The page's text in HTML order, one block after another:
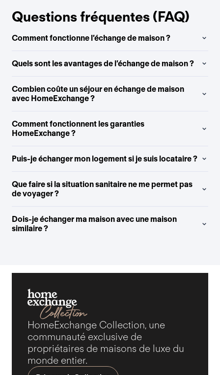
Questions fréquentes (FAQ)
Comment fonctionne l’échange de maison ?
Quels sont les avantages de l’échange de maison ?
Combien coûte un séjour en échange de maison
avec HomeExchange ?
Comment fonctionnent les garanties
HomeExchange ?
Puis-je échanger mon logement si je suis locataire ?
Que faire si la situation sanitaire ne me permet pas
de voyager ?
Dois-je échanger ma maison avec une maison
similaire ?
HomeExchange Collection, une
communauté exclusive de
propriétaires de maisons de luxe du
monde entier.